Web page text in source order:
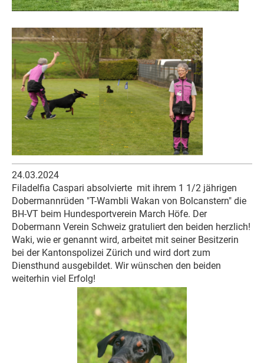
24.03.2024
Filadelfia Caspari absolvierte mit ihrem 1 1/2 jährigen
Dobermannrüden "T-Wambli Wakan von Bolcanstern" die
BH-VT beim Hundesportverein March Höfe. Der
Dobermann Verein Schweiz gratuliert den beiden herzlich!
Waki, wie er genannt wird, arbeitet mit seiner Besitzerin
bei der Kantonspolizei Zürich und wird dort zum
Diensthund ausgebildet. Wir wünschen den beiden
weiterhin viel Erfolg!